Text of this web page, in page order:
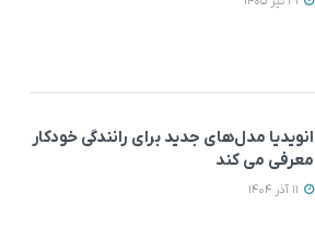
انویدیا مدل‌های جدید برای رانندگی خودکار
معرفی می کند